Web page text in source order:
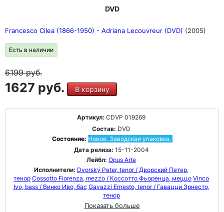
DVD
Francesco Cilea (1866-1950) - Adriana Lecouvreur (DVD) (2005)
Есть в наличии
6199руб.
1627 руб. В корзину
Артикул: CDVP 019269
Состав: DVD
Состояние: Новое. Заводская упаковка.
Дата релиза: 15-11-2004
Лейбл: Opus Arte
Исполнители: Dvorský Peter, tenor / Дворский Петер,
тенор Cossotto Fiorenza, mezzo / Коссотто Фьоренца, меццо Vinco
Ivo, bass / Винко Иво, бас Gavazzi Ernesto, tenor / Гавацци Эрнесто,
тенор
Показать больше